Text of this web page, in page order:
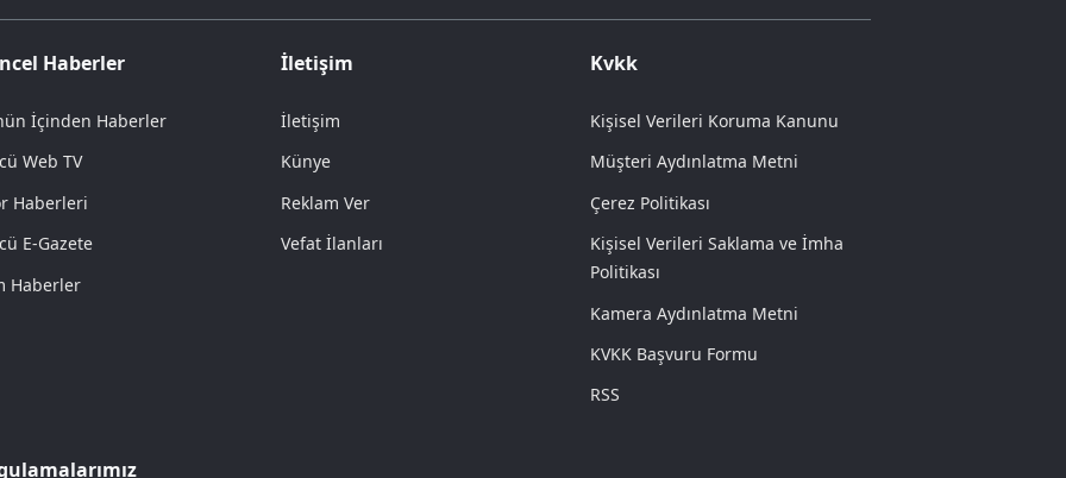
Haberler
İçinden Haberler
Web TV
Haberleri
E-Gazete
Haberler
İletişim
İletişim
Künye
Reklam Ver
Vefat İlanları
Kvkk
Kişisel Verileri Koruma Kanunu
Müşteri Aydınlatma Metni
Çerez Politikası
Kişisel Verileri Saklama ve İmha
Politikası
Kamera Aydınlatma Metni
KVKK Başvuru Formu
RSS